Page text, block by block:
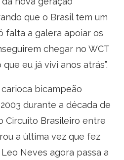
que o Brasil tem um
falta a galera apoiar os
chegar no WCT
eu já vivi anos atrás”.
carioca bicampeão
durante a década de
Circuito Brasileiro entre
a última vez que fez
Neves agora passa a